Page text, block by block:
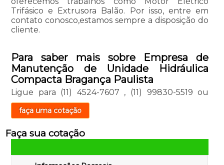
Trifásico e Extrusora Balão. Por isso, entre em
contato conosco,estamos sempre a disposição do
cliente.
Para saber mais sobre Empresa de
Manutenção de Unidade Hidráulica
Compacta Bragança Paulista
Ligue para (11) 4524-7607 , (11) 99830-5519 ou
faça uma cotação
Faça sua cotação